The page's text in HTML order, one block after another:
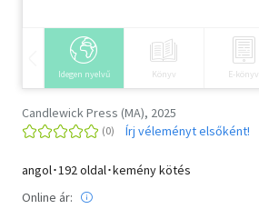
Vallás
Idegen nyelvű Könyv E-könyv
Candlewick Press (MA), 2025
Írj véleményt elsőként!
angol･192 oldal･kemény kötés
Online ár: